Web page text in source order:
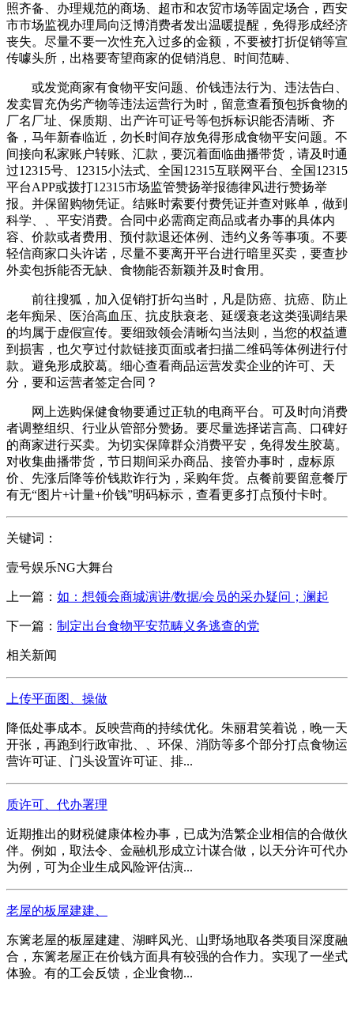
照齐备、办理规范的商场、超市和农贸市场等固定场合，西安
市市场监视办理局向泛博消费者发出温暖提醒，免得形成经济
丧失。尽量不要一次性充入过多的金额，不要被打折促销等宣
传噱头所，出格要寄望商家的促销消息、时间范畴、
或发觉商家有食物平安问题、价钱违法行为、违法告白、
发卖冒充伪劣产物等违法运营行为时，留意查看预包拆食物的
厂名厂址、保质期、出产许可证号等包拆标识能否清晰、齐
备，马年新春临近，勿长时间存放免得形成食物平安问题。不
间接向私家账户转账、汇款，要沉着面临曲播带货，请及时通
过12315号、12315小法式、全国12315互联网平台、全国12315
平台APP或拨打12315市场监管赞扬举报德律风进行赞扬举
报。并保留购物凭证。结账时索要付费凭证并查对账单，做到
科学、、平安消费。合同中必需商定商品或者办事的具体内
容、价款或者费用、预付款退还体例、违约义务等事项。不要
轻信商家口头许诺，尽量不要离开平台进行暗里买卖，要查抄
外卖包拆能否无缺、食物能否新颖并及时食用。
前往搜狐，加入促销打折勾当时，凡是防癌、抗癌、防止
老年痴呆、医治高血压、抗皮肤衰老、延缓衰老这类强调结果
的均属于虚假宣传。要细致领会清晰勾当法则，当您的权益遭
到损害，也欠亨过付款链接页面或者扫描二维码等体例进行付
款。避免形成胶葛。细心查看商品运营发卖企业的许可、天
分，要和运营者签定合同？
网上选购保健食物要通过正轨的电商平台。可及时向消费
者调整组织、行业从管部分赞扬。要尽量选择诺言高、口碑好
的商家进行买卖。为切实保障群众消费平安，免得发生胶葛。
对收集曲播带货，节日期间采办商品、接管办事时，虚标原
价、先涨后降等价钱欺诈行为，采购年货。点餐前要留意餐厅
有无“图片+计量+价钱”明码标示，查看更多打点预付卡时。
关键词：
壹号娱乐NG大舞台
上一篇： 如：想领会商城演讲/数据/会员的采办疑问；澜起
下一篇： 制定出台食物平安范畴义务逃查的党
相关新闻
上传平面图、操做
降低处事成本。反映营商的持续优化。朱丽君笑着说，晚一天
开张，再跑到行政审批、、环保、消防等多个部分打点食物运
营许可证、门头设置许可证、排...
质许可、代办署理
近期推出的财税健康体检办事，已成为浩繁企业相信的合做伙
伴。例如，取法令、金融机形成立计谋合做，以天分许可代办
为例，可为企业生成风险评估演...
老屋的板屋建建、
东篱老屋的板屋建建、湖畔风光、山野场地取各类项目深度融
合，东篱老屋正在价钱方面具有较强的合作力。实现了一坐式
体验。有的工会反馈，企业食物...